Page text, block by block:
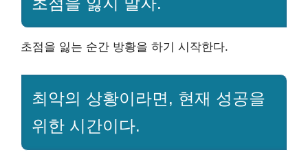
초점을 잃는 순간 방황을 하기 시작한다.
최악의 상황이라면, 현재 성공을
위한 시간이다.